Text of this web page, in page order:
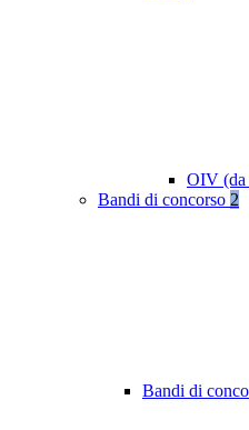
OIV (da
Bandi di concorso 2
Bandi di